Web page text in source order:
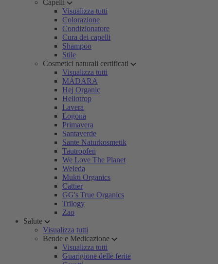
Capelli
Visualizza tutti
Colorazione
Condizionatore
Cura dei capelli
Shampoo
Stile
Cosmetici naturali certificati
Visualizza tutti
MÁDARA
Hej Organic
Heliotrop
Lavera
Logona
Primavera
Santaverde
Sante Naturkosmetik
Tautropfen
We Love The Planet
Weleda
Mukti Organics
Cattier
GG's True Organics
Trilogy
Zao
Salute
Visualizza tutti
Bende e Medicazione
Visualizza tutti
Guarigione delle ferite